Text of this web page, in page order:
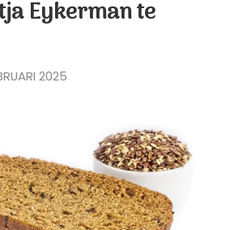
Eykerman te
2025